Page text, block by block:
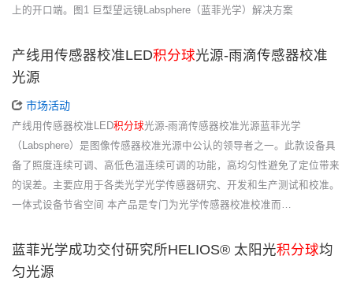
上的开口端。图1 巨型望远镜Labsphere（蓝菲光学）解决方案
产线用传感器校准LED积分球光源-雨滴传感器校准
光源
市场活动
产线用传感器校准LED积分球光源-雨滴传感器校准光源蓝菲光学
（Labsphere）是图像传感器校准光源中公认的领导者之一。此款设备具
备了照度连续可调、高低色温连续可调的功能，高均匀性避免了定位带来
的误差。主要应用于各类光学光学传感器研究、开发和生产测试和校准。
一体式设备节省空间 本产品是专门为光学传感器校准校准而…
蓝菲光学成功交付研究所HELIOS® 太阳光积分球均
匀光源